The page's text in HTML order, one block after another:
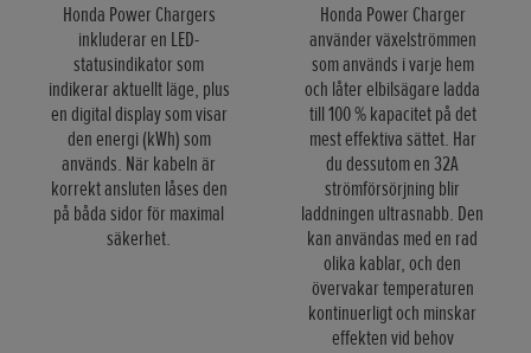
Honda Power Chargers
inkluderar en LED-
statusindikator som
indikerar aktuellt läge, plus
en digital display som visar
den energi (kWh) som
används. När kabeln är
korrekt ansluten låses den
på båda sidor för maximal
säkerhet.
Honda Power Charger
använder växelströmmen
som används i varje hem
och låter elbilsägare ladda
till 100 % kapacitet på det
mest effektiva sättet. Har
du dessutom en 32A
strömförsörjning blir
laddningen ultrasnabb. Den
kan användas med en rad
olika kablar, och den
övervakar temperaturen
kontinuerligt och minskar
effekten vid behov